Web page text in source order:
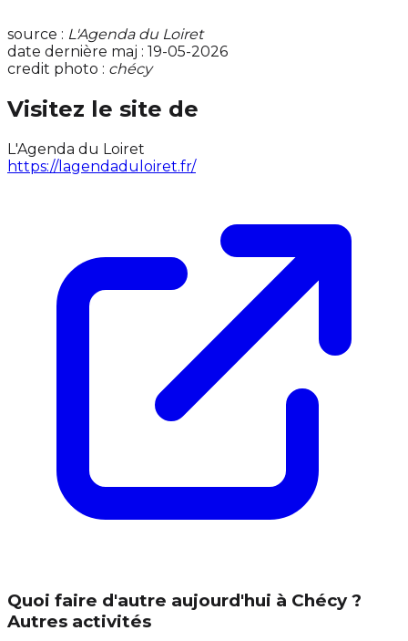
source : L'Agenda du Loiret
date dernière maj : 19-05-2026
credit photo : chécy
Visitez le site de
L'Agenda du Loiret
https://lagendaduloiret.fr/
Quoi faire d'autre aujourd'hui à Chécy ?
Autres activités